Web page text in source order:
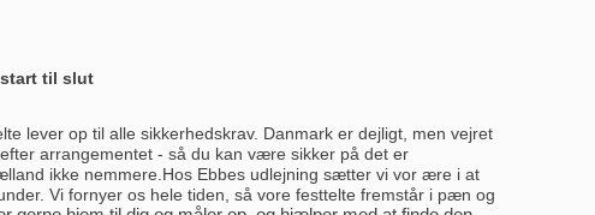
til slut
lever op til alle sikkerhedskrav. Danmark er dejligt, men vejret
arrangementet - så du kan være sikker på det er
ikke nemmere. Hos Ebbes udlejning sætter vi vor ære i at
Vi fornyer os hele tiden, så vore festtelte fremstår i pæn og